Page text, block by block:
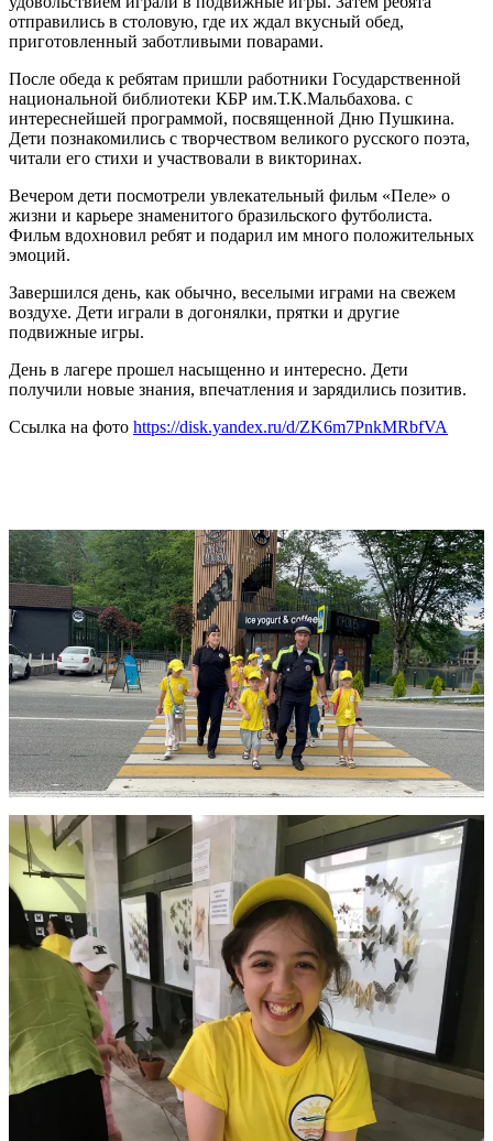
отправились в столовую, где их ждал вкусный обед,
приготовленный заботливыми поварами.
После обеда к ребятам пришли работники Государственной
национальной библиотеки КБР им.Т.К.Мальбахова. с
интереснейшей программой, посвященной Дню Пушкина.
Дети познакомились с творчеством великого русского поэта,
читали его стихи и участвовали в викторинах.
Вечером дети посмотрели увлекательный фильм «Пеле» о
жизни и карьере знаменитого бразильского футболиста.
Фильм вдохновил ребят и подарил им много положительных
эмоций.
Завершился день, как обычно, веселыми играми на свежем
воздухе. Дети играли в догонялки, прятки и другие
подвижные игры.
День в лагере прошел насыщенно и интересно. Дети
получили новые знания, впечатления и зарядились позитив.
Ссылка на фото https://disk.yandex.ru/d/ZK6m7PnkMRbfVA